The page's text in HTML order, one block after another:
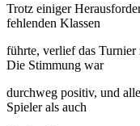
Trotz einiger
fehlenden Klassen
führte, verlief das
Die Stimmung war
durchweg positiv, und
Spieler als auch